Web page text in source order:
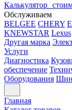
Калькулятор
Обслуживаем
BELGEE CHERY
KNEWSTAR Lexus
Другая марка
Услуги
Диагностика
обеспечение
Оборудования
Главная